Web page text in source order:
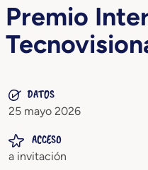
Premio
DATOS
25 mayo 2026
ACCESO
a invitación